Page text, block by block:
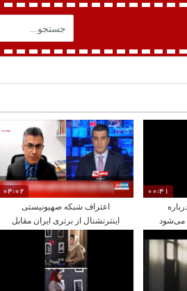
00:41
می‌شود
04:02
اعتراف شبکه صهیونیستی
اینترنشنال از برتری ایران مقابل
آمریکا